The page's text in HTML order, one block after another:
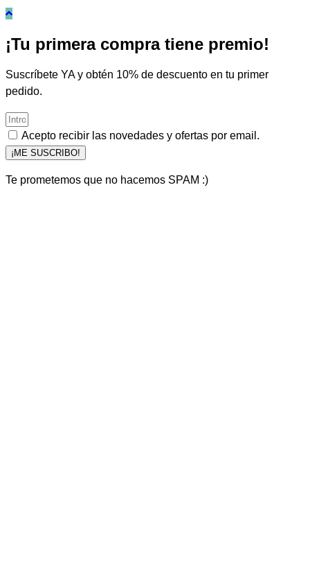
¡Tu primera compra tiene premio!
Suscríbete YA y obtén 10% de descuento en tu primer
pedido.
Acepto recibir las novedades y ofertas por email.
¡ME SUSCRIBO!
Te prometemos que no hacemos SPAM :)